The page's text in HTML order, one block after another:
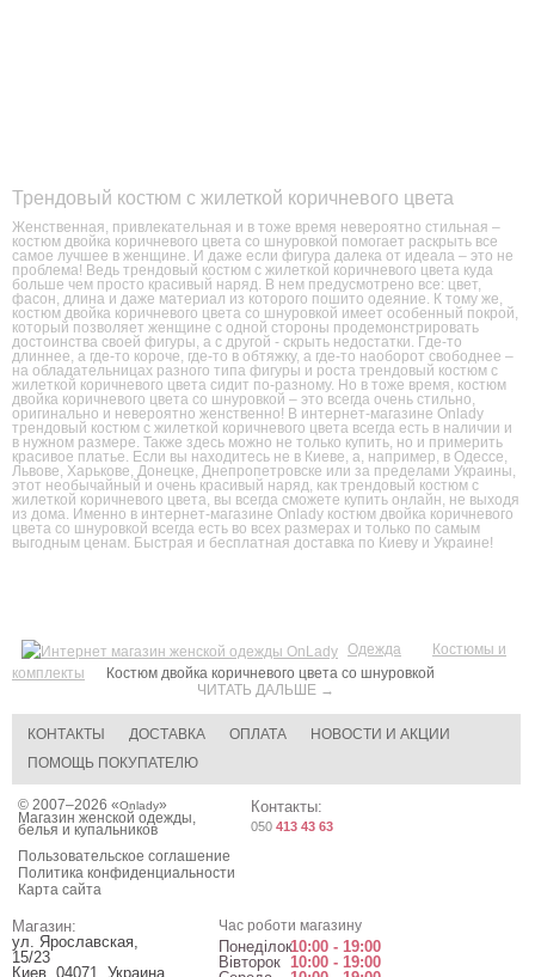
Трендовый костюм с жилеткой коричневого цвета
Женственная, привлекательная и в тоже время невероятно стильная –
костюм двойка коричневого цвета со шнуровкой помогает раскрыть все
самое лучшее в женщине. И даже если фигура далека от идеала – это не
проблема! Ведь трендовый костюм с жилеткой коричневого цвета куда
больше чем просто красивый наряд. В нем предусмотрено все: цвет,
фасон, длина и даже материал из которого пошито одеяние. К тому же,
костюм двойка коричневого цвета со шнуровкой имеет особенный покрой,
который позволяет женщине с одной стороны продемонстрировать
достоинства своей фигуры, а с другой - скрыть недостатки. Где-то
длиннее, а где-то короче, где-то в обтяжку, а где-то наоборот свободнее –
на обладательницах разного типа фигуры и роста трендовый костюм с
жилеткой коричневого цвета сидит по-разному. Но в тоже время, костюм
двойка коричневого цвета со шнуровкой – это всегда очень стильно,
оригинально и невероятно женственно! В интернет-магазине Onlady
трендовый костюм с жилеткой коричневого цвета всегда есть в наличии и
в нужном размере. Также здесь можно не только купить, но и примерить
красивое платье. Если вы находитесь не в Киеве, а, например, в Одессе,
Львове, Харькове, Донецке, Днепропетровске или за пределами Украины,
этот необычайный и очень красивый наряд, как трендовый костюм с
жилеткой коричневого цвета, вы всегда сможете купить онлайн, не выходя
из дома. Именно в интернет-магазине Onlady костюм двойка коричневого
цвета со шнуровкой всегда есть во всех размерах и только по самым
выгодным ценам. Быстрая и бесплатная доставка по Киеву и Украине!
ЧИТАТЬ ДАЛЬШЕ →
Одежда
Костюмы и
комплекты
Костюм двойка коричневого цвета со шнуровкой
КОНТАКТЫ ДОСТАВКА ОПЛАТА
НОВОСТИ И АКЦИИ
ПОМОЩЬ ПОКУПАТЕЛЮ
© 2007–2026 «Onlady»
Магазин женской одежды,
белья и купальников
Пользовательское соглашение
Политика конфиденциальности
Карта сайта
Контакты:
050 413 43 63
Магазин:
ул. Ярославская,
15/23
Киев 04071 Украина
Час роботи магазину
Понеділок10:00 - 19:00
Вівторок 10:00 - 19:00